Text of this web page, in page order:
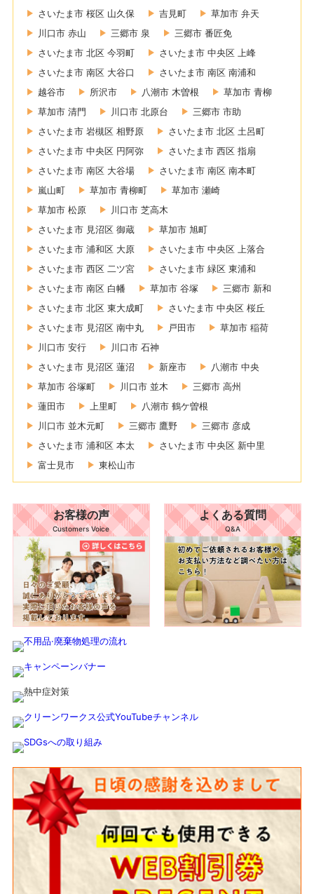
さいたま市 桜区 山久保 吉見町
草加市 弁天
川口市 赤山
三郷市 泉
三郷市 番匠免
さいたま市 北区 今羽町
さいたま市 中央区 上峰
さいたま市 南区 大谷口
さいたま市 南区 南浦和
越谷市
所沢市 八潮市 木曽根
草加市 青柳
草加市 清門
川口市 北原台
三郷市 市助
さいたま市 岩槻区 相野原
さいたま市 北区 土呂町
さいたま市 中央区 円阿弥
さいたま市 西区 指扇
さいたま市 南区 大谷場
さいたま市 南区 南本町
嵐山町
草加市 青柳町
草加市 瀬崎
草加市 松原
川口市 芝高木
さいたま市 見沼区 御蔵
草加市 旭町
さいたま市 浦和区 大原
さいたま市 中央区 上落合
さいたま市 西区 二ツ宮
さいたま市 緑区 東浦和
さいたま市 南区 白幡
草加市 谷塚
三郷市 新和
さいたま市 北区 東大成町
さいたま市 中央区 桜丘
さいたま市 見沼区 南中丸
戸田市
草加市 稲荷
川口市 安行
川口市 石神
さいたま市 見沼区 蓮沼
新座市
八潮市 中央
草加市 谷塚町
川口市 並木
三郷市 高州
蓮田市
上里町
八潮市 鶴ケ曽根
川口市 並木元町
三郷市 鷹野
三郷市 彦成
さいたま市 浦和区 本太
さいたま市 中央区 新中里
富士見市
東松山市
お客様の声
Customers Voice
よくある質問
Q&A